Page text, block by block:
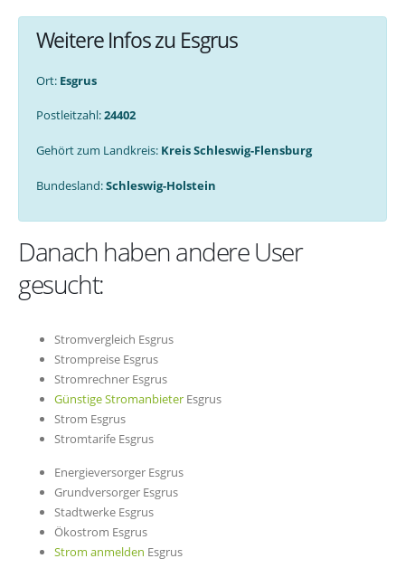
Weitere Infos zu Esgrus
Ort: Esgrus
Postleitzahl:24402
Gehört zum Landkreis: Kreis Schleswig-Flensburg
Bundesland:Schleswig-Holstein
Danach haben andere User
gesucht:
Stromvergleich Esgrus
Strompreise Esgrus
Stromrechner Esgrus
Günstige Stromanbieter Esgrus
Strom Esgrus
Stromtarife Esgrus
Energieversorger Esgrus
Grundversorger Esgrus
Stadtwerke Esgrus
Ökostrom Esgrus
Strom anmelden Esgrus